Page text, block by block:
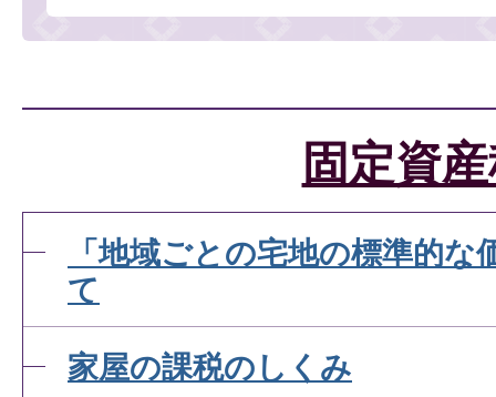
固定資
「地域ごとの宅地の標準的
て
家屋の課税のしくみ